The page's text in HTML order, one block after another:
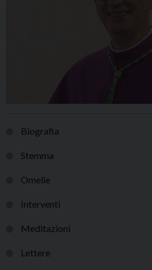
Biografia
Stemma
Omelie
Interventi
Meditazioni
Lettere